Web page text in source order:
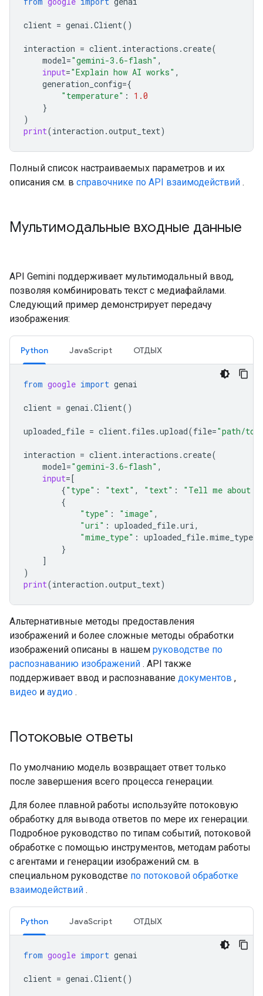
client = genai .Client()
interaction = client. interactions .create(
model="gemini-3.6-flash" ,
input="Explain how AI works" ,
generation_config={
"temperature" :
1.0
}
)
print(interaction .output_text)
Полный список настраиваемых параметров и их
описания см. в справочнике по API взаимодействий .
Мультимодальные входные данные
API Gemini поддерживает мультимодальный ввод,
позволяя комбинировать текст с медиафайлами.
Следующий пример демонстрирует передачу
изображения:
Python JavaScript ОТДЫХ
from google import genai
client = genai .Client()
uploaded_file = client. files .upload(file="path/to/
interaction = client. interactions .create(
model="gemini-3.6-flash" ,
input=[
{"type" : "text" , "text" :
"Tell me about
{
"type" : "image" ,
"uri" : uploaded_file.uri,
"mime_type" : uploaded_file.mime_type
}
]
)
print(interaction .output_text)
Альтернативные методы предоставления
изображений и более сложные методы обработки
изображений описаны в нашем руководстве по
распознаванию изображений . API также
поддерживает ввод и распознавание документов ,
видео и аудио .
Потоковые ответы
По умолчанию модель возвращает ответ только
после завершения всего процесса генерации.
Для более плавной работы используйте потоковую
обработку для вывода ответов по мере их генерации.
Подробное руководство по типам событий, потоковой
обработке с помощью инструментов, методам работы
с агентами и генерации изображений см. в
специальном руководстве по потоковой обработке
взаимодействий .
Python JavaScript ОТДЫХ
from google import genai
client = genai .Client()